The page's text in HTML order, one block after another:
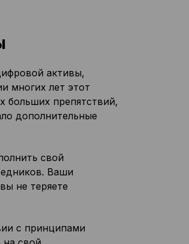
активы,
многих лет этот
препятствий,
дополнительные
свой
Ваши
не теряете
с принципами